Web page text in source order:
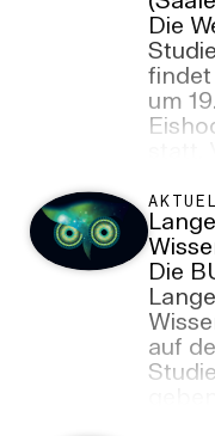
Die
findet
um
Die
auf